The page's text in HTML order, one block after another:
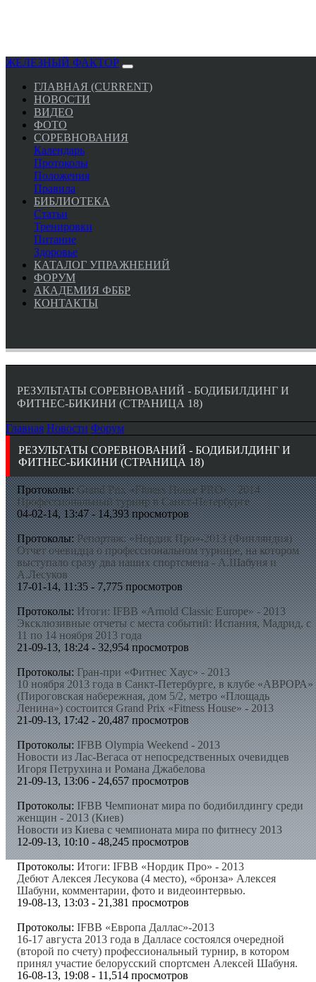
ЖЕЛЕЗНЫЙ ФАКТОР
ГЛАВНАЯ (CURRENT)
НОВОСТИ
ВИДЕО
ФОТО
СОРЕВНОВАНИЯ
Календарь
Протоколы
Положения
Правила
БИБЛИОТЕКА
Статьи
Тренировки
Питание
Здоровье
КАТАЛОГ УПРАЖНЕНИЙ
ФОРУМ
АКАДЕМИЯ ФББР
КОНТАКТЫ
РЕЗУЛЬТАТЫ СОРЕВНОВАНИЙ - БОДИБИЛДИНГ И
ФИТНЕС-БИКИНИ (СТРАНИЦА 18)
Главная Новости Форум
РЕЗУЛЬТАТЫ СОРЕВНОВАНИЙ - БОДИБИЛДИНГ И
ФИТНЕС-БИКИНИ (СТРАНИЦА 18)
Протоколы: Grand Prix «Fitness House PRO» - 2014
Профессиональный турнир в Санкт-Петербурге
04-02-14, 13:47 - 14,393 просмотров
Протоколы: Репортаж: «Нордик Про»-2013 (Финляндия)
Отчет очевидца о профессиональном турнире, на котором
выступало сразу два наших спортсмена - А.Шабуня и
А.Лесуков
17-01-14, 11:35 - 7,775 просмотров
Протоколы: Итоги: IFBB «Arnold Classic Europe» - 2013
Эксклюзивные отчеты с места событий: Испания, Мадрид, с
11 по 14 ноября 2013 года
21-09-13, 18:24 - 32,954 просмотров
Протоколы: Гран-при «Фитнес Хаус» - 2013
10 ноября 2013 года в Санкт-Петербурге, в клубе «АВРОРА»
(Пироговская набережная, дом 5/2, метро «Площадь
Ленина») состоится Grand Prix «Fitness House» - 2013
21-09-13, 17:42 - 20,487 просмотров
Протоколы: IFBB Olympia Weekend - 2013
Новости из Лас-Вегаса от непосредственных очевидцев
Игоря Петрухина и Романа Джабелова
21-09-13, 13:06 - 24,657 просмотров
Протоколы: IFBB Чемпионат мира по бодибилдингу среди
женщин - 2013 (Киев)
Новости из Киева с чемпионата мира по фитнесу 2013
12-09-13, 10:10 - 48,245 просмотров
Протоколы: Итоги: IFBB «Нордик Про» - 2013
Дебют Алексея Лесукова (4 место), «бронза» Алексея
Шабуни, комментарии, фото и видеоинтервью.
19-08-13, 13:03 - 21,381 просмотров
Протоколы: IFBB «Европа Даллас»-2013
16-17 августа 2013 года в Далласе состоялся очередной
(второй по счету) профессиональный турнир, в котором
принял участие белорусский спортсмен Алексей Шабуня.
16-08-13, 19:08 - 11,514 просмотров